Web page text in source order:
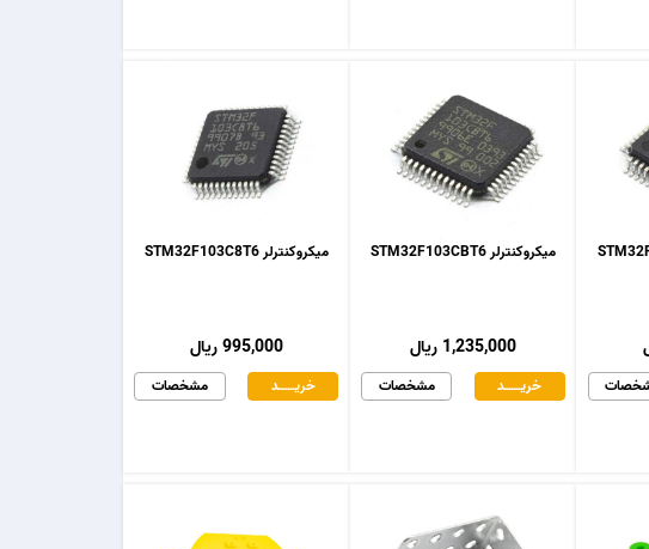
میکروکنترلر STM32F103C8T6
995,000 ریال
مشخصات خریـــــــد
میکروکنترلر STM32F103CBT6
1,235,000 ریال
مشخصات خریـــــــد